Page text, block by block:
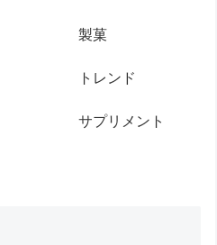
製菓
トレンド
サプリメント